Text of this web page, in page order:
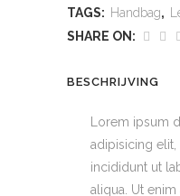
TAGS: Handbag,
SHARE ON:
BESCHRIJVING
Lorem ipsum
adipisicing
incididunt ut
aliqua. Ut